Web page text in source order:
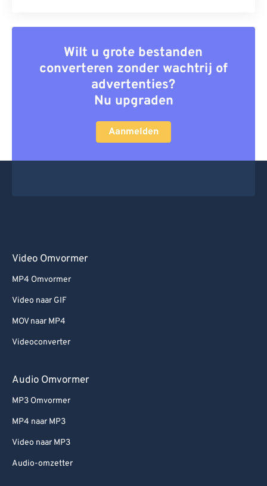
Wilt u grote bestanden
converteren zonder wachtrij of
advertenties?
Nu upgraden
Aanmelden
Video Omvormer
MP4 Omvormer
Video naar GIF
MOV naar MP4
Videoconverter
Audio Omvormer
MP3 Omvormer
MP4 naar MP3
Video naar MP3
Audio-omzetter